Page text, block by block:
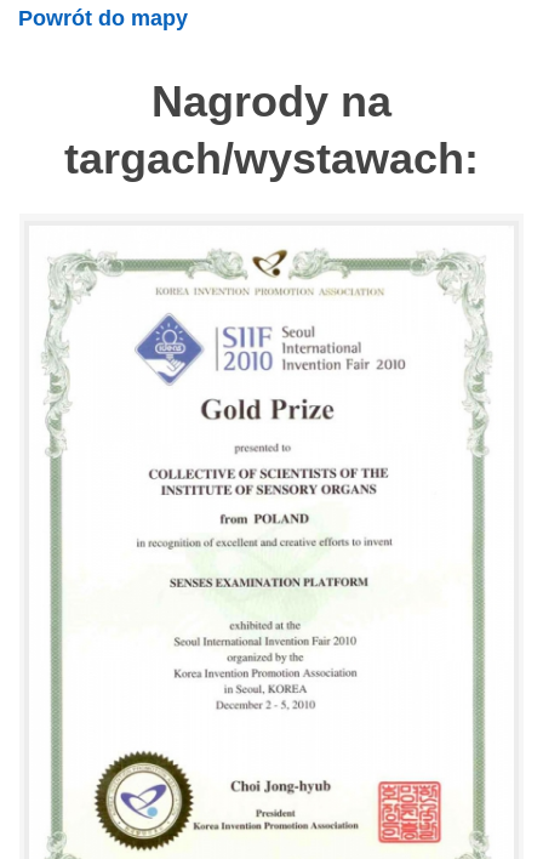
Powrót do mapy
Nagrody na
targach/wystawach: